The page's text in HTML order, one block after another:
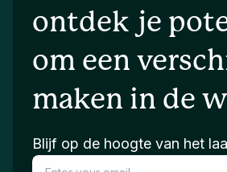
ontdek je
om een
maken in de
Blijf op de hoogte van het